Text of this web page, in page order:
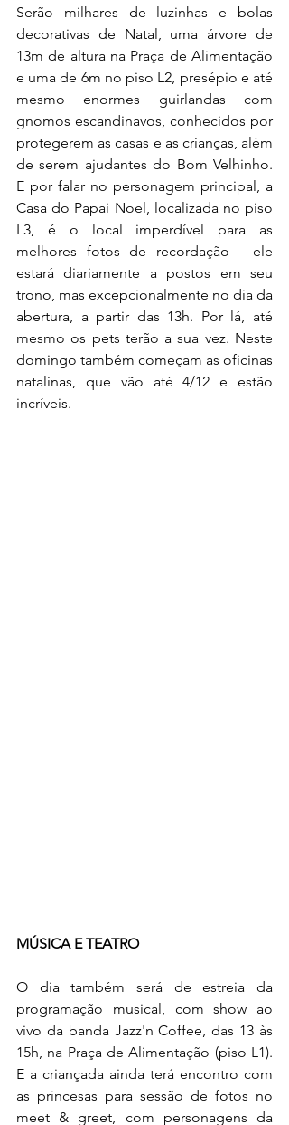
Serão milhares de luzinhas e bolas
decorativas de Natal, uma árvore de
13m de altura na Praça de Alimentação
e uma de 6m no piso L2, presépio e até
mesmo enormes guirlandas com
gnomos escandinavos, conhecidos por
protegerem as casas e as crianças, além
de serem ajudantes do Bom Velhinho.
E por falar no personagem principal, a
Casa do Papai Noel, localizada no piso
L3, é o local imperdível para as
melhores fotos de recordação - ele
estará diariamente a postos em seu
trono, mas excepcionalmente no dia da
abertura, a partir das 13h. Por lá, até
mesmo os pets terão a sua vez. Neste
domingo também começam as oficinas
natalinas, que vão até 4/12 e estão
incríveis.
MÚSICA E TEATRO
O dia também será de estreia da
programação musical, com show ao
vivo da banda Jazz'n Coffee, das 13 às
15h, na Praça de Alimentação (piso L1).
E a criançada ainda terá encontro com
as princesas para sessão de fotos no
meet & greet, com personagens da